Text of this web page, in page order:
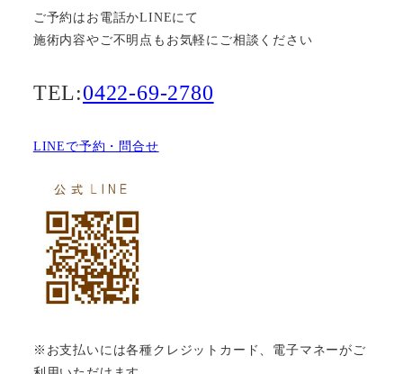
ご予約はお電話かLINEにて
施術内容やご不明点もお気軽にご相談ください
TEL:0422-69-2780
LINEで予約・問合せ
※お支払いには各種クレジットカード、電子マネーがご